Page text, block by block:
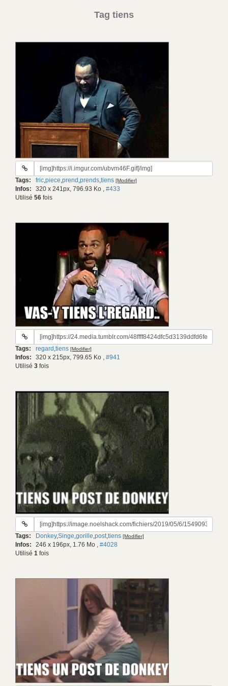
Tag tiens
URL
gif:
Tags: fric,piece,prend ,prends,tiens [Modifier]
Infos: 320 x 241px, 796.93 Ko , #433
Utilisé 56 fois
URL
gif:
Tags: regard ,tiens [Modifier]
Infos: 320 x 215px, 799.65 Ko , #941
Utilisé 3 fois
URL
gif:
Tags: Donkey,Singe,gorille,post,tiens [Modifier]
Infos: 246 x 196px, 1.76 Mo , #4028
Utilisé 1 fois